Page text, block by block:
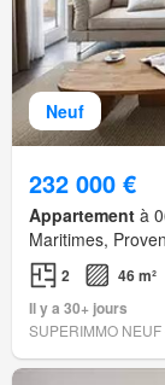
Neuf
232 000 €
Appartement à
Maritimes,
2
46 m²
Il y a 30+ jours
SUPERIMMO